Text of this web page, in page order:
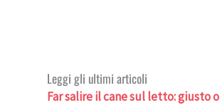
Leggi gli ultimi articoli
Far salire il cane sul letto: giusto o